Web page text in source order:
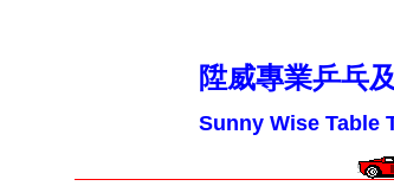
陞威專業乒乓
Sunny Wise Table